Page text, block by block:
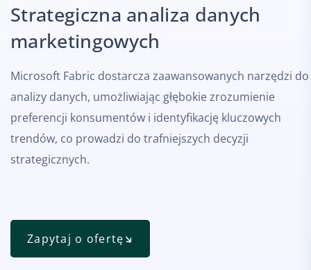
Strategiczna analiza danych
marketingowych
Microsoft Fabric dostarcza zaawansowanych narzędzi do
analizy danych, umożliwiając głębokie zrozumienie
preferencji konsumentów i identyfikację kluczowych
trendów, co prowadzi do trafniejszych decyzji
strategicznych.
Zapytaj o ofertę